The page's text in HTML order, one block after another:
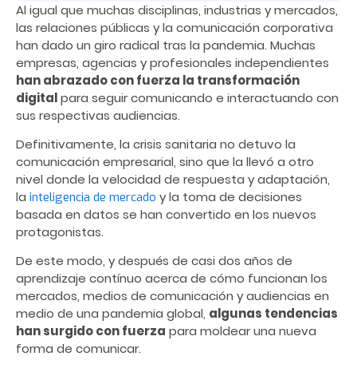
Al igual que muchas disciplinas, industrias y mercados,
las relaciones públicas y la comunicación corporativa
han dado un giro radical tras la pandemia. Muchas
empresas, agencias y profesionales independientes
han abrazado con fuerza la transformación
digitalpara seguir comunicando e interactuando con
sus respectivas audiencias.
Definitivamente, la crisis sanitaria no detuvo la
comunicación empresarial, sino que la llevó a otro
nivel donde la velocidad de respuesta y adaptación,
la inteligencia de mercado y la toma de decisiones
basada en datos se han convertido en los nuevos
protagonistas.
De este modo, y después de casi dos años de
aprendizaje contínuo acerca de cómo funcionan los
mercados, medios de comunicación y audiencias en
medio de una pandemia global, algunas tendencias
han surgido con fuerza para moldear una nueva
forma de comunicar.